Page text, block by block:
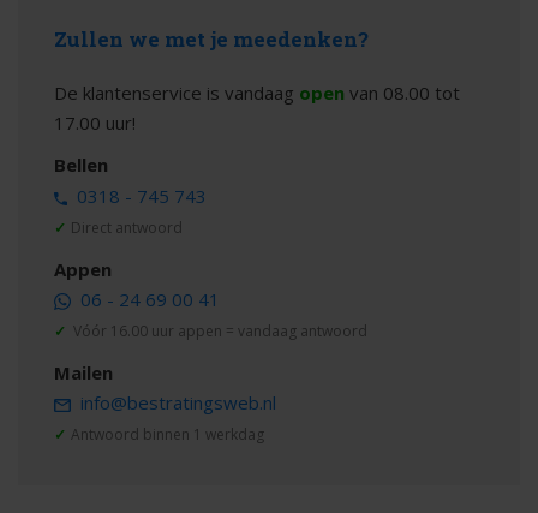
Zullen we met je meedenken?
De klantenservice is vandaag open van 08.00 tot
17.00 uur!
Bellen
0318 - 745 743
✓ Direct antwoord
Appen
06 - 24 69 00 41
✓ Vóór 16.00 uur appen = vandaag antwoord
Mailen
info@bestratingsweb.nl
✓ Antwoord binnen 1 werkdag